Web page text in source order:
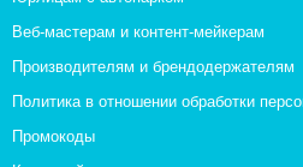
Веб-мастерам и контент-мейкерам
Производителям и брендодержателям
Политика в отношении обработки
Промокоды